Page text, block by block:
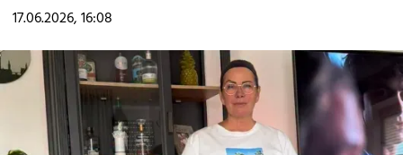
17.06.2026, 16:08